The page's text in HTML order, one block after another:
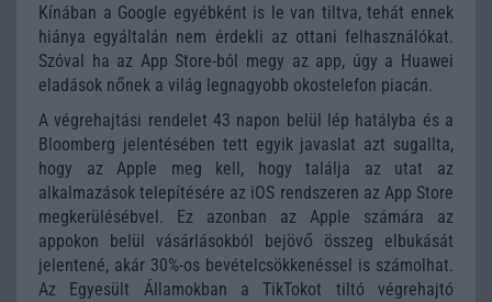
Kínában a Google egyébként is le van tiltva, tehát ennek
hiánya egyáltalán nem érdekli az ottani felhasználókat.
Szóval ha az App Store-ból megy az app, úgy a Huawei
eladások nőnek a világ legnagyobb okostelefon piacán.
A végrehajtási rendelet 43 napon belül lép hatályba és a
Bloomberg jelentésében tett egyik javaslat azt sugallta,
hogy az Apple meg kell, hogy találja az utat az
alkalmazások telepítésére az iOS rendszeren az App Store
megkerülésébvel. Ez azonban az Apple számára az
appokon belül vásárlásokból bejövő összeg elbukását
jelentené, akár 30%-os bevételcsökkenéssel is számolhat.
Az Egyesült Államokban a TikTokot tiltó végrehajtó